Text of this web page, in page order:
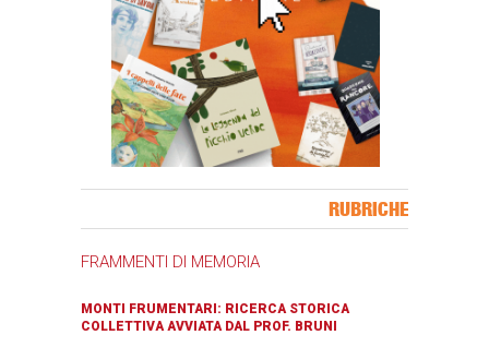
RUBRICHE
FRAMMENTI DI MEMORIA
MONTI FRUMENTARI: RICERCA STORICA
COLLETTIVA AVVIATA DAL PROF. BRUNI